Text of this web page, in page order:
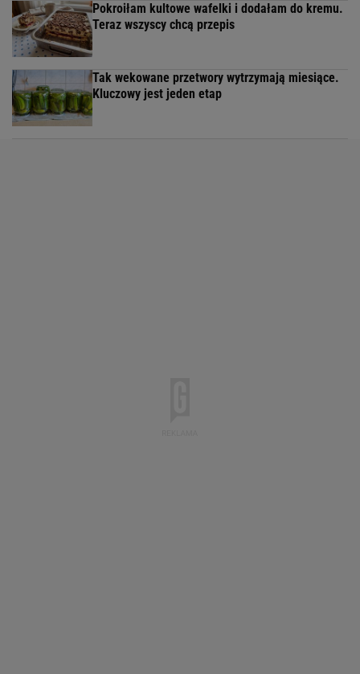
Pokroiłam kultowe wafelki i dodałam do kremu.
Teraz wszyscy chcą przepis
Tak wekowane przetwory wytrzymają miesiące.
Kluczowy jest jeden etap